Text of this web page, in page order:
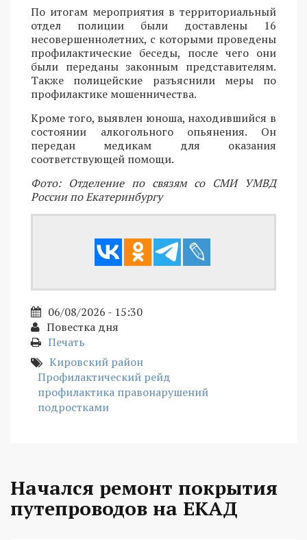
По итогам мероприятия в территориальный
отдел полиции были доставлены 16
несовершеннолетних, с которыми проведены
профилактические беседы, после чего они
были переданы законным представителям.
Также полицейские разъяснили меры по
профилактике мошенничества.
Кроме того, выявлен юноша, находившийся в
состоянии алкогольного опьянения. Он
передан медикам для оказания
соответствующей помощи.
Фото: Отделение по связям со СМИ УМВД
России по Екатеринбургу
06/08/2026 - 15:30
Повестка дня
Печать
Кировский район
Профилактический рейд
профилактика правонарушений
подростками
Начался ремонт покрытия
путепроводов на ЕКАД